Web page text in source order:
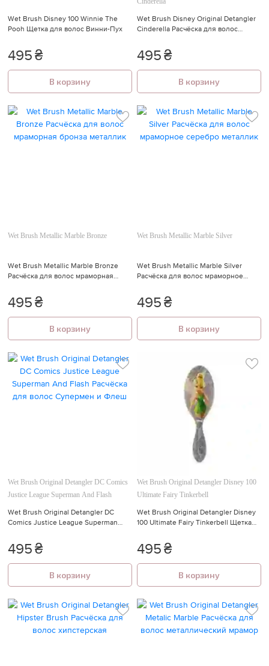
Wet Brush Disney 100 Winnie The
Pooh Щетка для волос Винни-Пух
495₴
В корзину
Wet Brush Disney Original Detangler
Cinderella Расчёска для волос
495₴
В корзину
Wet Brush Metallic Marble Bronze
Wet Brush Metallic Marble Bronze
Расчёска для волос мраморная
495₴
В корзину
Wet Brush Metallic Marble Silver
Wet Brush Metallic Marble Silver
Расчёска для волос мраморное
495₴
В корзину
Wet Brush Original Detangler DC Comics
Justice League Superman And Flash
Wet Brush Original Detangler DC
Comics Justice League Superman
Супермен и Флеш
495₴
В корзину
Wet Brush Original Detangler Disney 100
Ultimate Fairy Tinkerbell
Wet Brush Original Detangler Disney
100 Ultimate Fairy Tinkerbell Щетка
495₴
В корзину